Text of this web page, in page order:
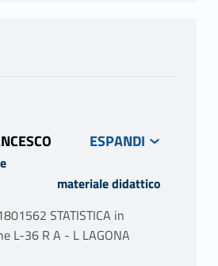
materiale didattico
STATISTICA in
L-36 R A - L LAGONA